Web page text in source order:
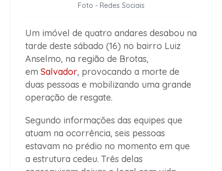
Foto - Redes Sociais
Um imóvel de quatro andares desabou na
tarde deste sábado (16) no bairro Luiz
Anselmo, na região de Brotas,
em Salvador, provocando a morte de
duas pessoas e mobilizando uma grande
operação de resgate.
Segundo informações das equipes que
atuam na ocorrência, seis pessoas
estavam no prédio no momento em que
a estrutura cedeu. Três delas